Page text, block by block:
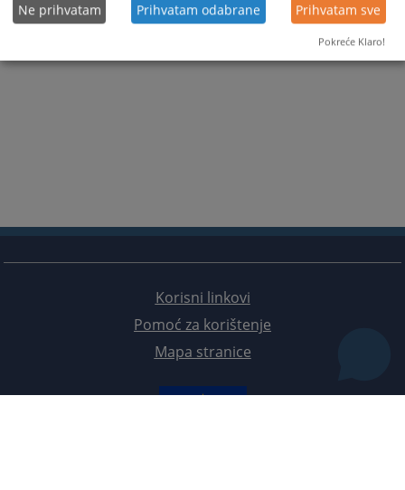
Korisni linkovi
Pomoć za korištenje
Mapa stranice
Ne prihvatam Prihvatam odabrane Prihvatam sve
Pokreće Klaro!